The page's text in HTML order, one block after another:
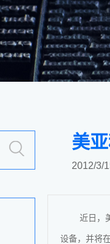
美
2012/3/
近日，美
设备，并将